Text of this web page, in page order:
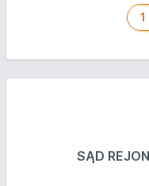
1
SĄD